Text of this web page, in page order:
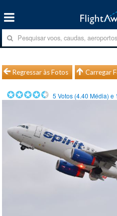
Regressar às Fotos Carregar
5 Votos (4.40 Média) e